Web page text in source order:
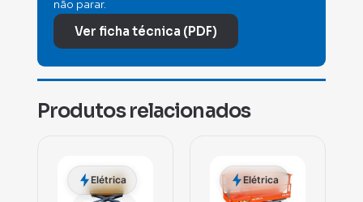
não parar.
Ver ficha técnica (PDF)
Produtos relacionados
Elétrica Elétrica